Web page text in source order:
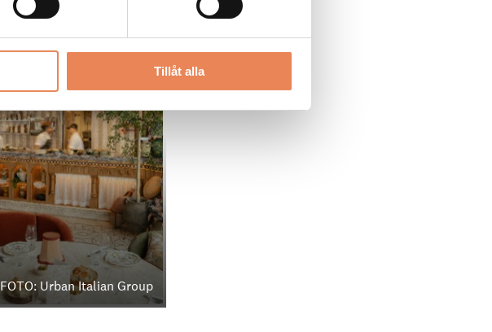
Tillåt alla
FOTO: Urban Italian Group